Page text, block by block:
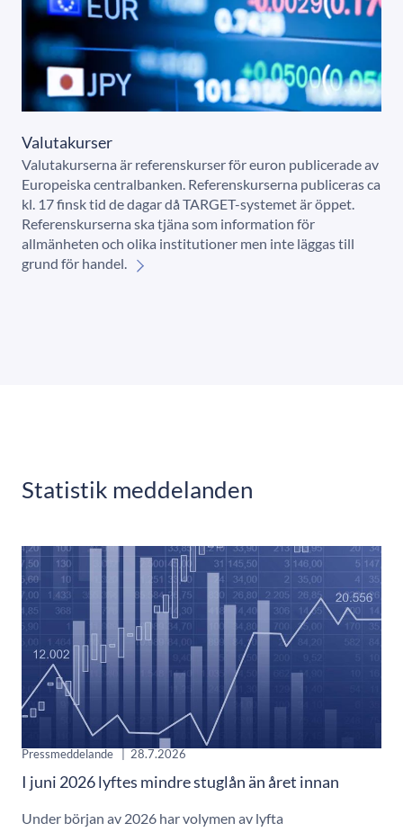
Valutakurser
Valutakurserna är referenskurser för euron publicerade av
Europeiska centralbanken. Referenskurserna publiceras ca
kl. 17 finsk tid de dagar då TARGET-systemet är öppet.
Referenskurserna ska tjäna som information för
allmänheten och olika institutioner men inte läggas till
grund för handel.
Statistik meddelanden
Pressmeddelande 28.7.2026
I juni 2026 lyftes mindre stuglån än året innan
Under början av 2026 har volymen av lyfta